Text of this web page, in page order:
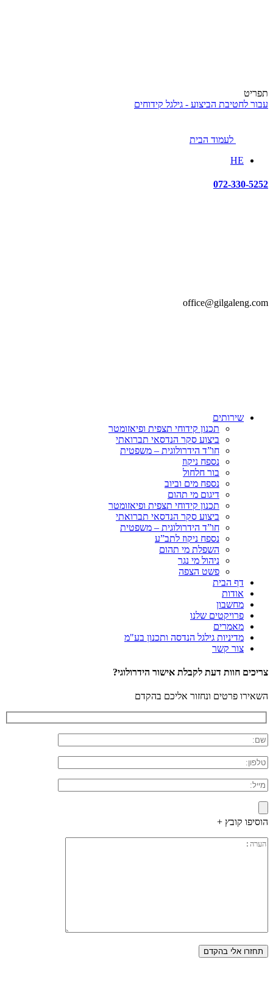
תפריט
עבור לחטיבת הביצוע - גילגל קידוחים
לעמוד הבית
HE
072-330-5252
office@gilgaleng.com
שירותים
תכנון קידוחי תצפית ופיאזומטר
ביצוע סקר הנדסאי תברואתי
חו”ד הידרולוגית – משפטית
נספח ניקוז
בור חלחול
נספח מים וביוב
דיגום מי תהום
תכנון קידוחי תצפית ופיאזומטר
ביצוע סקר הנדסאי תברואתי
חו”ד הידרולוגית – משפטית
נספח ניקוז לתב”ע
השפלת מי תהום
ניהול מי נגר
פשט הצפה
דף הבית
אודות
מחשבון
פרויקטים שלנו
מאמרים
מדיניות גילגל הנדסה ותכנון בע"מ
צור קשר
צריכים חוות דעת לקבלת אישור הידרולוגי?
השאירו פרטים ונחזור אליכם בהקדם
הוסיפו קובץ +